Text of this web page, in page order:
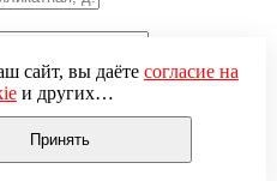
сайт, вы даёте согласие на
и других
IP-адрес, сведения о
на сайте и т. п.)
проведения
Принять